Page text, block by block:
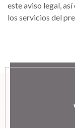
este aviso legal,
los servicios del